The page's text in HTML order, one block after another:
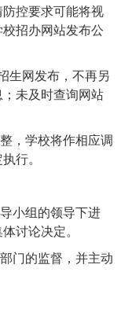
控要求可能将视
招办网站发布公
生网发布，不再另
未及时查询网站
，学校将作相应调
行。
小组的领导下进
讨论决定。
门的监督，并主动